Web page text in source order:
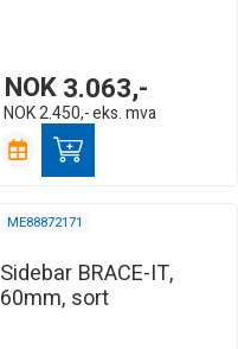
NOK3.063,-
NOK2.450,-eks. mva
ME88872171
Sidebar BRACE-IT,
60mm, sort